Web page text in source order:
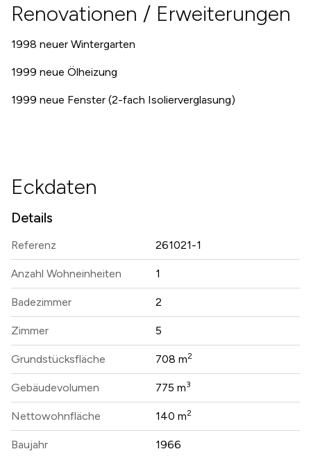
Renovationen / Erweiterungen
1998 neuer Wintergarten
1999 neue Ölheizung
1999 neue Fenster (2-fach Isolierverglasung)
Eckdaten
Details
Referenz 261021-1
Anzahl Wohneinheiten 1
Badezimmer 2
Zimmer 5
Grundstücksfläche 708 m2
Gebäudevolumen 775 m3
Nettowohnfläche 140 m2
Baujahr 1966